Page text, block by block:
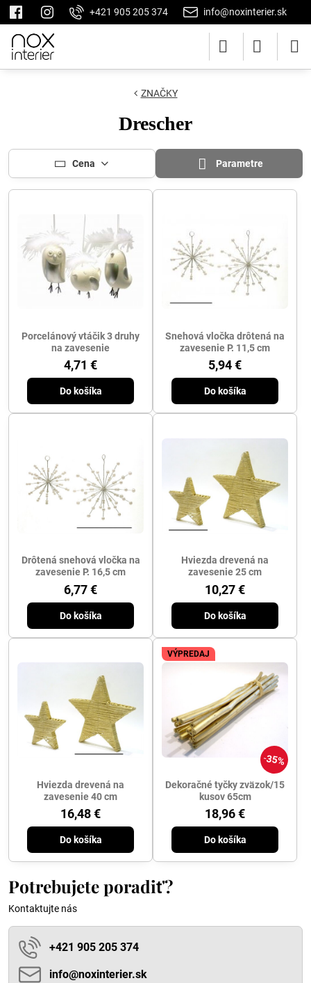
+421 905 205 374 info@noxinterier.sk
ZNAČKY
Drescher
Cena Parametre
Porcelánový vtáčik 3 druhy
na zavesenie
4,71 €
Do košíka
Snehová vločka drôtená na
zavesenie P. 11,5 cm
5,94 €
Do košíka
Drôtená snehová vločka na
zavesenie P. 16,5 cm
6,77 €
Do košíka
Hviezda drevená na
zavesenie 25 cm
10,27 €
Do košíka
Hviezda drevená na
zavesenie 40 cm
16,48 €
Do košíka
35%
VÝPREDAJ
Dekoračné tyčky zväzok/15
kusov 65cm
18,96 €
Do košíka
Potrebujete poradiť?
Kontaktujte nás
+421 905 205 374
info​@noxinterier​.sk